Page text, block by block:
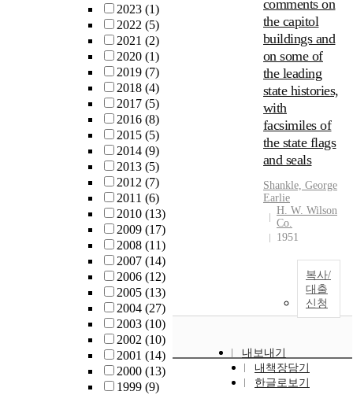
2023 (1)
2022 (5)
2021 (2)
2020 (1)
2019 (7)
2018 (4)
2017 (5)
2016 (8)
2015 (5)
2014 (9)
2013 (5)
2012 (7)
2011 (6)
2010 (13)
2009 (17)
2008 (11)
2007 (14)
2006 (12)
2005 (13)
2004 (27)
2003 (10)
2002 (10)
2001 (14)
2000 (13)
1999 (9)
comments on
the capitol
buildings and
on some of
the leading
state histories,
with
facsimiles of
the state flags
and seals
Shankle, George
Earlie
H. W. Wilson
Co.
1951
복사/
대출
신청
내보내기
내책장담기
한글로보기